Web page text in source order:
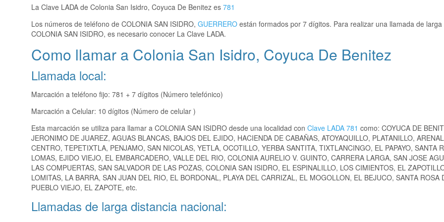
La Clave LADA de Colonia San Isidro, Coyuca De Benitez es 781
Los números de teléfono de COLONIA SAN ISIDRO, GUERRERO están formados por 7 dígitos. Para realizar una llamada de
COLONIA SAN ISIDRO, es necesario conocer La Clave LADA.
Como llamar a Colonia San Isidro, Coyuca De Benitez
Llamada local:
Marcación a teléfono fijo: 781 + 7 dígitos (Número telefónico)
Marcación a Celular: 10 dígitos (Número de celular )
Esta marcación se utiliza para llamar a COLONIA SAN ISIDRO desde una localidad con Clave LADA 781 como: COYUCA DE
JERONIMO DE JUAREZ, AGUAS BLANCAS, BAJOS DEL EJIDO, HACIENDA DE CABAÑAS, ATOYAQUILLO, PLATANILLO,
CENTRO, TEPETIXTLA, PENJAMO, SAN NICOLAS, YETLA, OCOTILLO, YERBA SANTITA, TIXTLANCINGO, EL PAPAYO, SANTA
LOMAS, EJIDO VIEJO, EL EMBARCADERO, VALLE DEL RIO, COLONIA AURELIO V. GUINTO, CARRERA LARGA, SAN JOSE
LAS COMPUERTAS, SAN SALVADOR DE LAS POZAS, COLONIA SAN ISIDRO, EL ESPINALILLO, LOS CIMIENTOS, EL
LOMITAS, LA BARRA, SAN JUAN DEL RIO, EL BORDONAL, PLAYA DEL CARRIZAL, EL MOGOLLON, EL BEJUCO, SANTA ROSA
PUEBLO VIEJO, EL ZAPOTE, etc.
Llamadas de larga distancia nacional: